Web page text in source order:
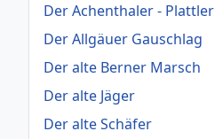
Der Achenthaler - Plattler
Der Allgäuer Gauschlag
Der alte Berner Marsch
Der alte Jäger
Der alte Schäfer